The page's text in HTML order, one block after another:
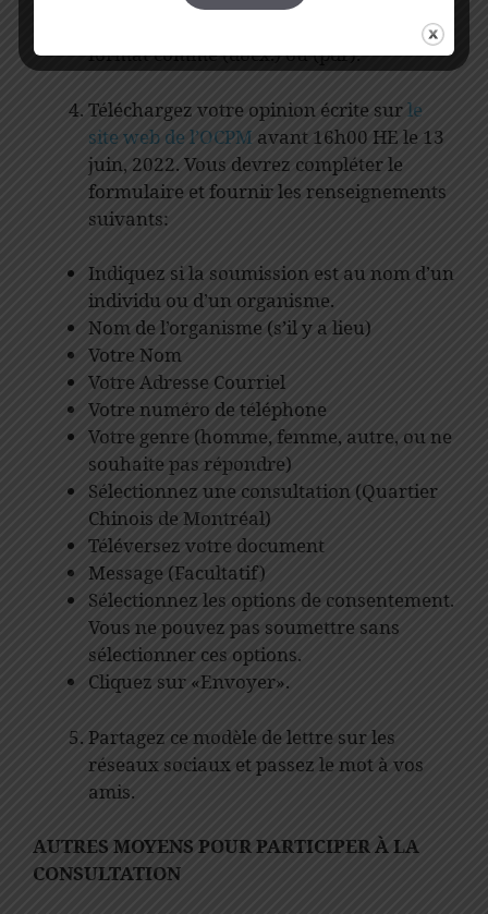
format comme (docx.) ou (pdf).
Téléchargez votre opinion écrite surle
site web de l’OCPM avant 16h00 HE le 13
juin, 2022. Vous devrez compléter le
formulaire et fournir les renseignements
suivants:
Indiquez si la soumission est au nom d’un
individu ou d’un organisme.
Nom de l’organisme (s’il y a lieu)
Votre Nom
Votre Adresse Courriel
Votre numéro de téléphone
Votre genre (homme, femme, autre, ou ne
souhaite pas répondre)
Sélectionnez une consultation (Quartier
Chinois de Montréal)
Téléversez votre document
Message (Facultatif)
Sélectionnez les options de consentement.
Vous ne pouvez pas soumettre sans
sélectionner ces options.
Cliquez sur «Envoyer».
Partagez ce modèle de lettre sur les
réseaux sociaux et passez le mot à vos
amis.
AUTRES MOYENS POUR PARTICIPER À LA
CONSULTATION